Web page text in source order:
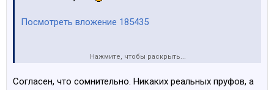
Посмотреть вложение 185435
В целом сомнительно это всё. Не видел ни одной
Нажмите, чтобы раскрыть...
Cогласен, что сомнительно. Никаких реальных пруфов, а